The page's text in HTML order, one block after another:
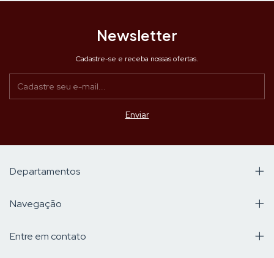
Newsletter
Cadastre-se e receba nossas ofertas.
Departamentos
Navegação
Entre em contato